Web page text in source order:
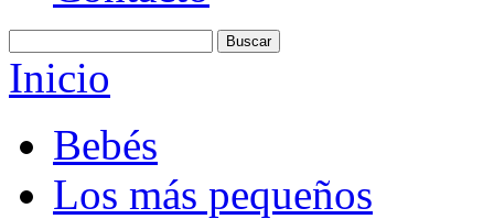
Inicio
Bebés
Los más pequeños